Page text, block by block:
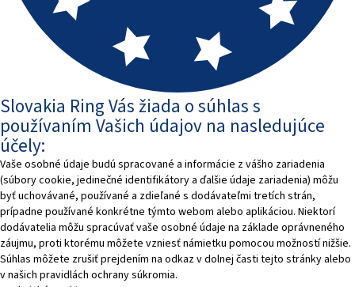
Slovakia Ring Vás žiada o súhlas s
používaním Vašich údajov na nasledujúce
účely:
Vaše osobné údaje budú spracované a informácie z vášho zariadenia
(súbory cookie, jedinečné identifikátory a ďalšie údaje zariadenia) môžu
byť uchovávané, používané a zdieľané s dodávateľmi tretích strán,
prípadne používané konkrétne týmto webom alebo aplikáciou. Niektorí
dodávatelia môžu spracúvať vaše osobné údaje na základe oprávneného
záujmu, proti ktorému môžete vzniesť námietku pomocou možností nižšie.
Súhlas môžete zrušiť prejdením na odkaz v dolnej časti tejto stránky alebo
v našich pravidlách ochrany súkromia.